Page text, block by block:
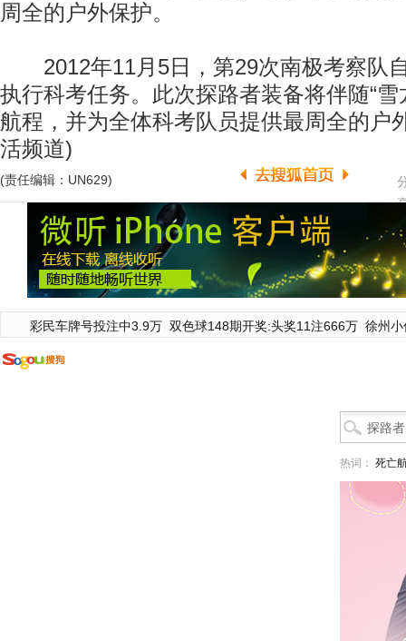
周全的户外保护。
2012年11月5日，第29次南极考察队
执行科考任务。此次探路者装备将伴随“雪
航程，并为全体科考队员提供最周全的户
活频道)
(责任编辑：UN629)
彩民车牌号投注中3.9万 双色球148期开奖:头奖11注666万 徐州
热词： 死亡